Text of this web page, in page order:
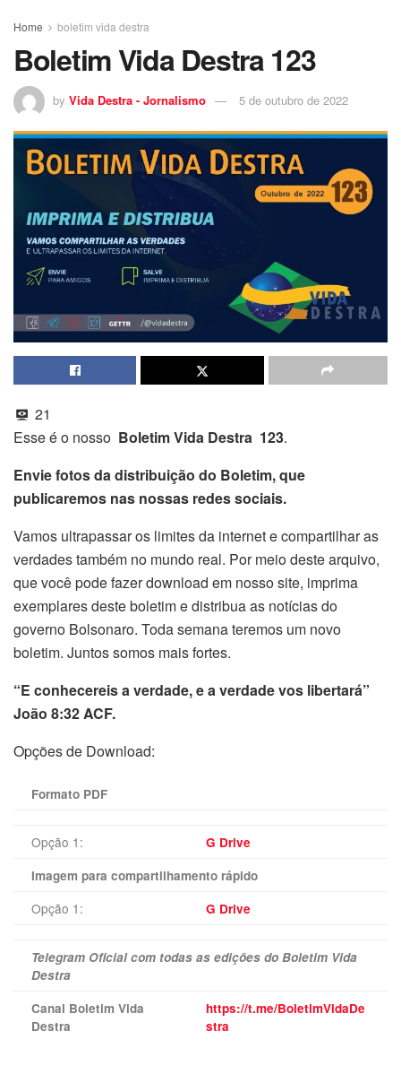
Home boletim vida destra
Boletim Vida Destra 123
by Vida Destra - Jornalismo 5 de outubro de 2022
21
Esse é o nosso Boletim Vida Destra 123.
Envie fotos da distribuição do Boletim, que
publicaremos nas nossas redes sociais.
Vamos ultrapassar os limites da internet e compartilhar as
verdades também no mundo real. Por meio deste arquivo,
que você pode fazer download em nosso site, imprima
exemplares deste boletim e distribua as notícias do
governo Bolsonaro. Toda semana teremos um novo
boletim. Juntos somos mais fortes.
“E conhecereis a verdade, e a verdade vos libertará”
João 8:32 ACF.
Opções de Download:
Formato PDF
Opção 1:
G Drive
Imagem para compartilhamento rápido
Opção 1: G Drive
Telegram Oficial com todas as edições do Boletim Vida
Destra
Canal Boletim Vida
Destra
https://t.me/BoletimVidaDe
stra